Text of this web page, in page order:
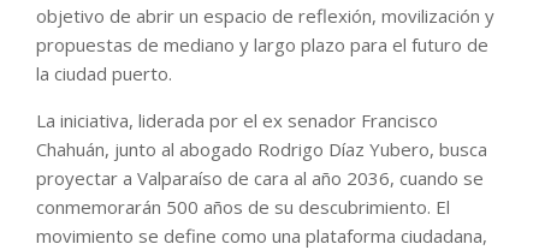
objetivo de abrir un espacio de reflexión, movilización y
propuestas de mediano y largo plazo para el futuro de
la ciudad puerto.
La iniciativa, liderada por el ex senador Francisco
Chahuán, junto al abogado Rodrigo Díaz Yubero, busca
proyectar a Valparaíso de cara al año 2036, cuando se
conmemorarán 500 años de su descubrimiento. El
movimiento se define como una plataforma ciudadana,